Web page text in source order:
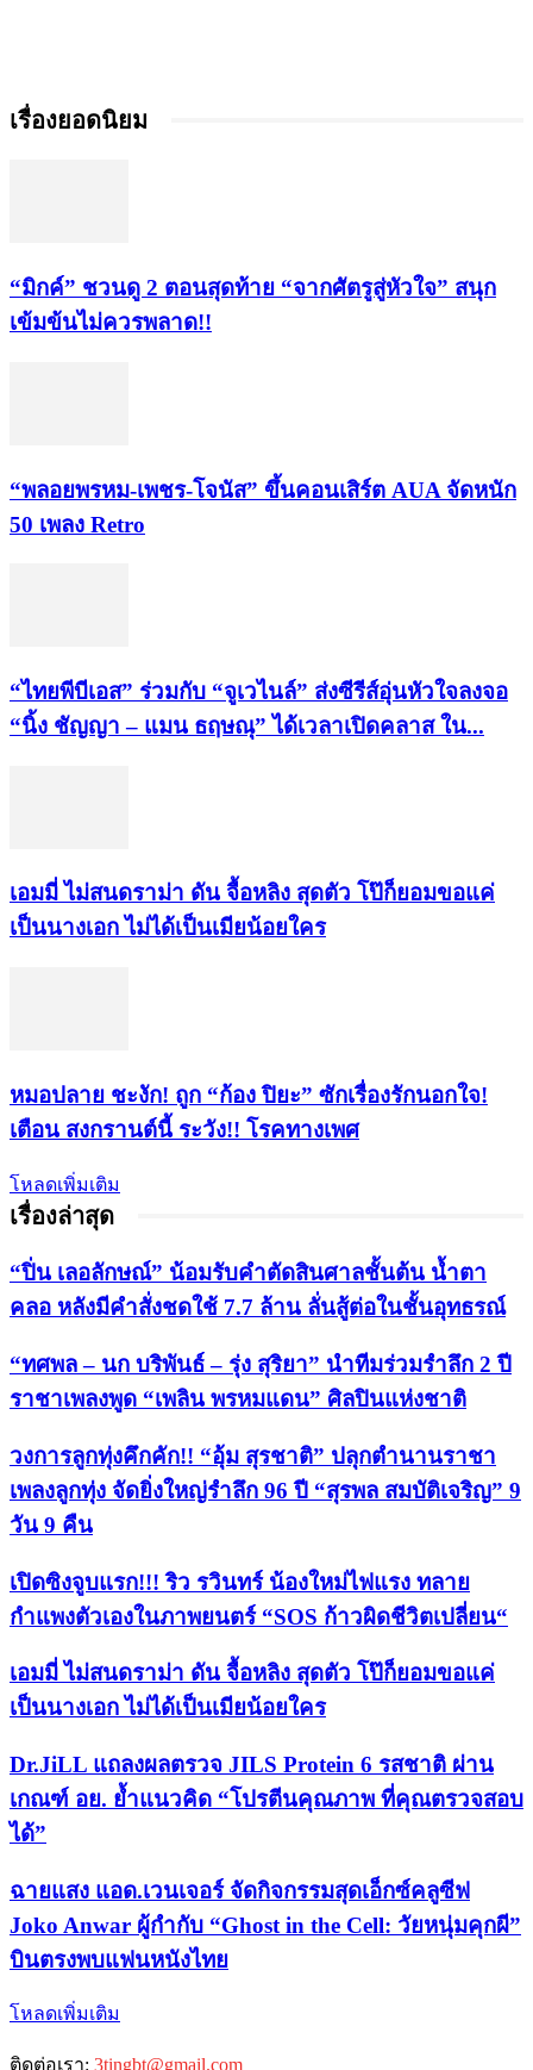
เรื่องยอดนิยม
“มิกค์” ชวนดู 2 ตอนสุดท้าย “จากศัตรูสู่หัวใจ” สนุก
เข้มข้นไม่ควรพลาด!!
“พลอยพรหม-เพชร-โจนัส” ขึ้นคอนเสิร์ต AUA จัดหนัก
50 เพลง Retro
“ไทยพีบีเอส” ร่วมกับ “จูเวไนล์” ส่งซีรีส์อุ่นหัวใจลงจอ
“นิ้ง ชัญญา – แมน ธฤษณุ” ได้เวลาเปิดคลาส ใน...
เอมมี่ ไม่สนดราม่า ดัน จื้อหลิง สุดตัว โป๊ก็ยอมขอแค่
เป็นนางเอก ไม่ได้เป็นเมียน้อยใคร
หมอปลาย ชะงัก! ถูก “ก้อง ปิยะ” ซักเรื่องรักนอกใจ!
เตือน สงกรานต์นี้ ระวัง!! โรคทางเพศ
โหลดเพิ่มเติม
เรื่องล่าสุด
“ปิ่น เลอลักษณ์” น้อมรับคำตัดสินศาลชั้นต้น น้ำตา
คลอ หลังมีคำสั่งชดใช้ 7.7 ล้าน ลั่นสู้ต่อในชั้นอุทธรณ์
“ทศพล – นก บริพันธ์ – รุ่ง สุริยา” นำทีมร่วมรำลึก 2 ปี
ราชาเพลงพูด “เพลิน พรหมแดน” ศิลปินแห่งชาติ
วงการลูกทุ่งคึกคัก!! “อุ้ม สุรชาติ” ปลุกตำนานราชา
เพลงลูกทุ่ง จัดยิ่งใหญ่รำลึก 96 ปี “สุรพล สมบัติเจริญ” 9
วัน 9 คืน
เปิดซิงจูบแรก!!! ริว รวินทร์ น้องใหม่ไฟแรง ทลาย
กำแพงตัวเองในภาพยนตร์ “SOS ก้าวผิดชีวิตเปลี่ยน“
เอมมี่ ไม่สนดราม่า ดัน จื้อหลิง สุดตัว โป๊ก็ยอมขอแค่
เป็นนางเอก ไม่ได้เป็นเมียน้อยใคร
Dr.JiLL แถลงผลตรวจ JILS Protein 6 รสชาติ ผ่าน
เกณฑ์ อย. ย้ำแนวคิด “โปรตีนคุณภาพ ที่คุณตรวจสอบ
ได้”
ฉายแสง แอด.เวนเจอร์ จัดกิจกรรมสุดเอ็กซ์คลูซีฟ
Joko Anwar ผู้กำกับ “Ghost in the Cell: วัยหนุ่มคุกผี”
บินตรงพบแฟนหนังไทย
โหลดเพิ่มเติม
ติดต่อเรา: 3tingbt@gmail.com